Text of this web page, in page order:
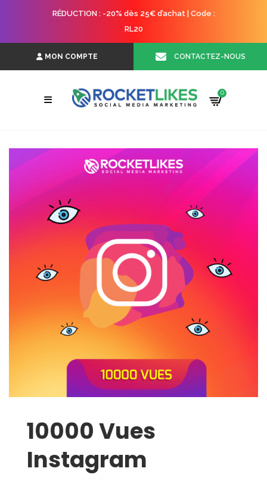
RÉDUCTION : -20% dès 25€ d’achat | Code :
RL20
MON COMPTE CONTACTEZ-NOUS
0
10000 Vues
Instagram